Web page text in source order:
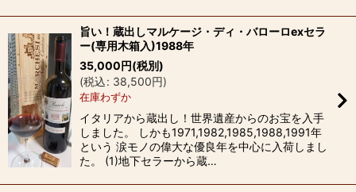
旨い！蔵出しマルケージ・ディ・バローロexセラ
ー(専用木箱入)1988年
35,000円(税別)
(税込: 38,500円)
在庫わずか
イタリアから蔵出し！世界遺産からのお宝を入手
しました。 しかも1971,1982,1985,1988,1991年
という 涙モノの偉大な優良年を中心に入荷しまし
た。 (1)地下セラーから蔵…